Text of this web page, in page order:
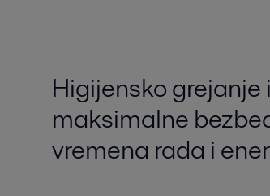
Higijensko grejanje
maksimalne
vremena rada i